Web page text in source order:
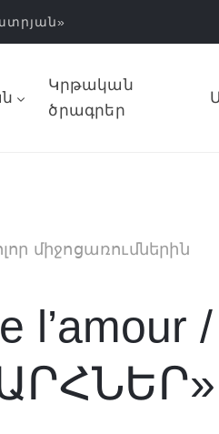
Կրթական
ծրագրեր
միջոցառումներին